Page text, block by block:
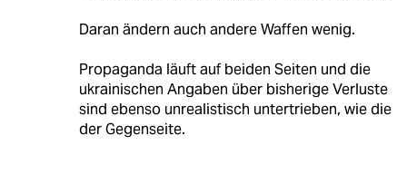
Daran ändern auch andere Waffen wenig.
Propaganda läuft auf beiden Seiten und die
ukrainischen Angaben über bisherige Verluste
sind ebenso unrealistisch untertrieben, wie die
der Gegenseite.